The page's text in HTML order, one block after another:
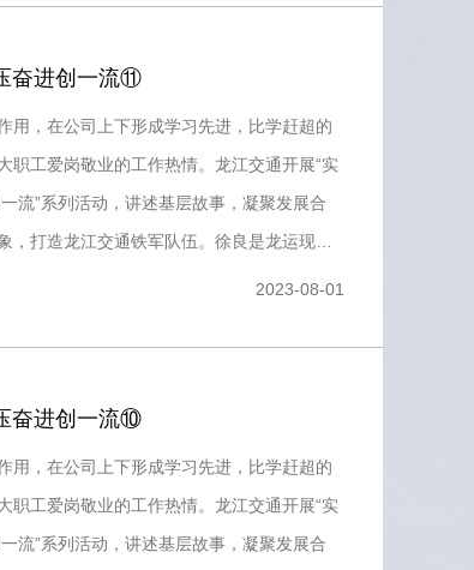
奋进创一流⑪
用，在公司上下形成学习先进，比学赶超的
职工爱岗敬业的工作热情。龙江交通开展“实
流”系列活动，讲述基层故事，凝聚发展合
，打造龙江交通铁军队伍。徐良是龙运现代
2023-08-01
奋进创一流⑩
用，在公司上下形成学习先进，比学赶超的
职工爱岗敬业的工作热情。龙江交通开展“实
流”系列活动，讲述基层故事，凝聚发展合